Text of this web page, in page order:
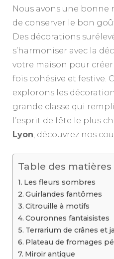
Nous avons une bonne
de conserver le bon
Des décorations
s’harmoniser avec la
votre maison pour
fois cohésive et festive.
explorons les
grande classe qui
l’esprit de fête le plus
Lyon , découvrez nos
Table des matières
Les fleurs sombres
Guirlandes fantômes
Citrouille à motifs
Couronnes fantaisistes
Terrarium de crânes et
Plateau de fromages
Miroir antique